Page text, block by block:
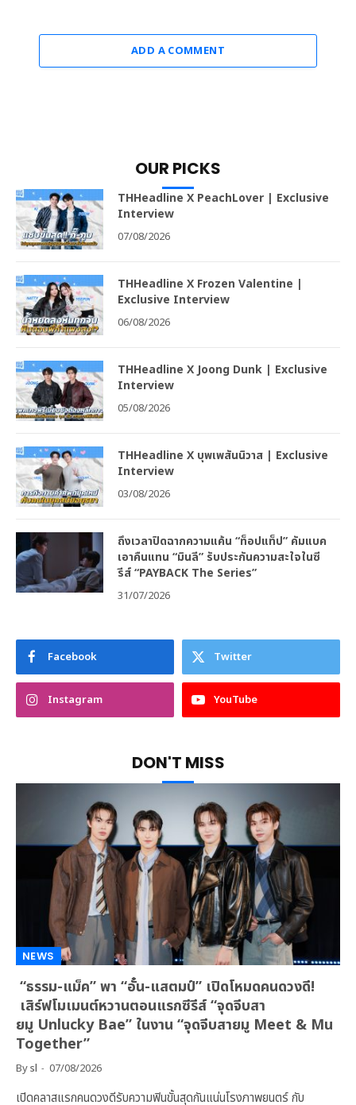
ADD A COMMENT
OUR PICKS
THHeadline X PeachLover | Exclusive
Interview
07/08/2026
THHeadline X Frozen Valentine |
Exclusive Interview
06/08/2026
THHeadline X Joong Dunk | Exclusive
Interview
05/08/2026
THHeadline X บุพเพสันนิวาส | Exclusive
Interview
03/08/2026
ถึงเวลาปิดฉากความแค้น “ท็อปแท็ป” คัมแบค
เอาคืนแทน “มินลี” รับประกันความสะใจในซี
รีส์ “PAYBACK The Series”
31/07/2026
Facebook Twitter
Instagram YouTube
DON'T MISS
NEWS
“ธรรม-แม็ค” พา “อั๋น-แสตมป์” เปิดโหมดคนดวงดี!
เสิร์ฟโมเมนต์หวานตอนแรกซีรีส์ “จุดจีบสา
ยมู Unlucky Bae” ในงาน “จุดจีบสายมู Meet & Mu
Together”
Bysl 07/08/2026
เปิดคลาสแรกคนดวงดีรับความฟินขั้นสุดกันแน่นโรงภาพยนตร์ กับ